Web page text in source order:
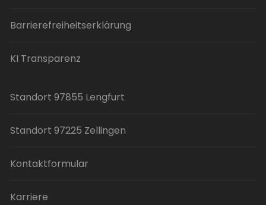
Barrierefreiheitserklärung
KI Transparenz
Standort 97855 Lengfurt
Standort 97225 Zellingen
Kontaktformular
Karriere